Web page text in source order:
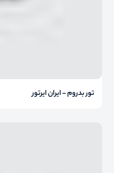
تور بدروم - ایران ایرتور